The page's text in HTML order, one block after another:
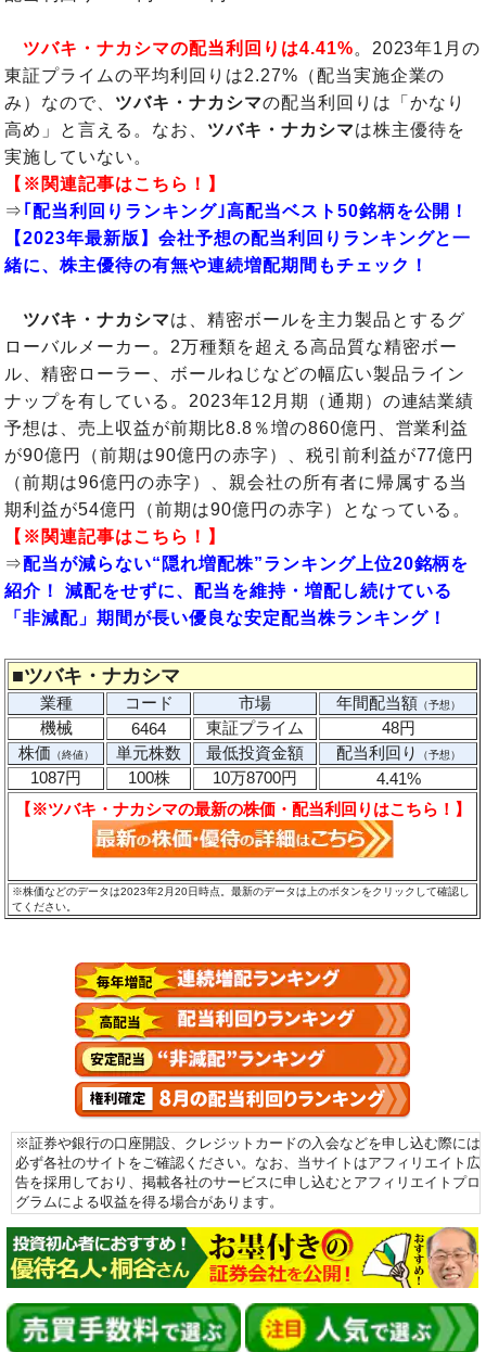
ツバキ・ナカシマの配当利回りは4.41%。2023年1月の
東証プライムの平均利回りは2.27%（配当実施企業の
み）なので、 ツバキ・ナカシマの配当利回りは「かなり
高め」と言える。なお、 ツバキ・ナカシマは株主優待を
実施していない。
【※関連記事はこちら！】
⇒ ｢配当利回りランキング｣高配当ベスト50銘柄を公開！
【2023年最新版】会社予想の配当利回りランキングと一
緒に、株主優待の有無や連続増配期間もチェック！
ツバキ・ナカシマは、精密ボールを主力製品とするグ
ローバルメーカー。2万種類を超える高品質な精密ボー
ル、精密ローラー、ボールねじなどの幅広い製品ライン
ナップを有している。2023年12月期（通期）の連結業績
予想は、売上収益が前期比8.8％増の860億円、営業利益
が90億円（前期は90億円の赤字）、税引前利益が77億円
（前期は96億円の赤字）、親会社の所有者に帰属する当
期利益が54億円（前期は90億円の赤字）となっている。
【※関連記事はこちら！】
⇒配当が減らない“隠れ増配株”ランキング上位20銘柄を
紹介！ 減配をせずに、配当を維持・増配し続けている
「非減配」期間が長い優良な安定配当株ランキング！
■ツバキ・ナカシマ
業種 コード 市場 年間配当額 （予想）
機械 6464 東証プライム
48円
株価 （終値） 単元株数 最低投資金額 配当利回り （予想）
1087円 100株 10万8700円
4.41%
【※ツバキ・ナカシマの最新の株価・配当利回りはこちら！】
※株価などのデータは2023年2月20日時点。最新のデータは上のボタンをクリックして確認し
てください。
※証券や銀行の口座開設、クレジットカードの入会などを申し込む際には
必ず各社のサイトをご確認ください。なお、当サイトはアフィリエイト広
告を採用しており、掲載各社のサービスに申し込むとアフィリエイトプロ
グラムによる収益を得る場合があります。